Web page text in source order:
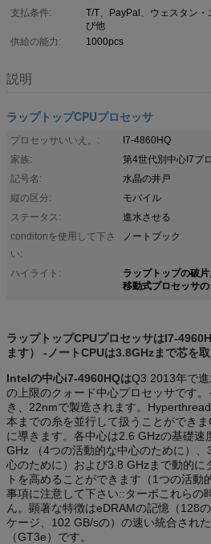
支払条件:
T/T、PayPal、ウェスタン
び他
供給の能力:
1000pcs
説明
ラップトップCPUプロセッサ
プロセッサいいえ。:
I7-4860HQ
家族:
第4世代別中心I7プ
記号名:
水晶の井戸
縦の区分:
モバイル
ステータス:
進水させる
conditonを使用して下さ
い:
ノートブック
ハイライト: ラップトップの破片,
移動式プロセッサ
ラップトップCPUプロセッサはI7-
ます） -ノートCPUは3.8GHzまで芯を
Intelの中心i7-4960HQはQ3 2013年で
の上限のクォード中心プロセッサです
き、22nmで製造されます。
本までの糸を並行して扱うことができ
に導きます。各中心は2.6 GHzの基礎速
GHz （4つの活動的な中心のために）
心のために）および3.8 GHzまで動的に
トを高めることができます（1つの活動
事項に注意して下さい::ターボこれらの
ん。顕著な特徴はeDRAMの記憶（128
ケージ、102 GB/sの）の速い統合され
（GT3e）です。